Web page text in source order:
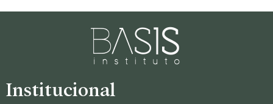
Institucional